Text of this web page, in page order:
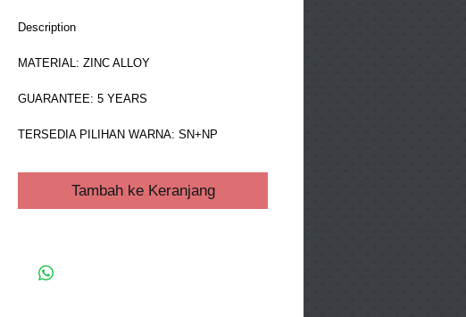
Description
MATERIAL: ZINC ALLOY
GUARANTEE: 5 YEARS
TERSEDIA PILIHAN WARNA: SN+NP
Tambah ke Keranjang